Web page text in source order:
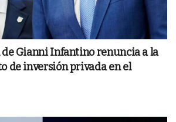
Gianni Infantino renuncia a la
de inversión privada en el